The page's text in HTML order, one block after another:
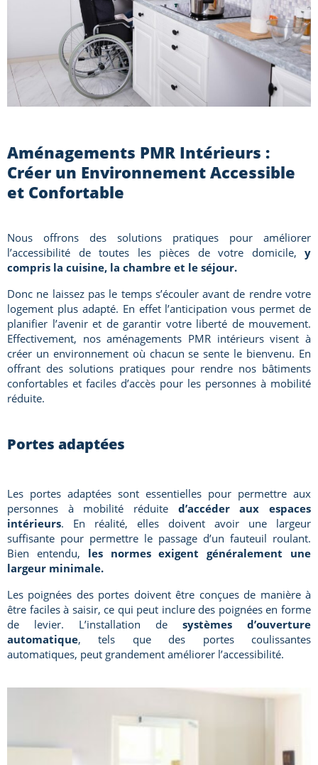
Aménagements PMR Intérieurs :
Créer un Environnement Accessible
et Confortable
Nous offrons des solutions pratiques pour améliorer
l’accessibilité de toutes les pièces de votre domicile, y
compris la cuisine, la chambre et le séjour.
Donc ne laissez pas le temps s’écouler avant de rendre votre
logement plus adapté. En effet l’anticipation vous permet de
planifier l’avenir et de garantir votre liberté de mouvement.
Effectivement, nos aménagements PMR intérieurs visent à
créer un environnement où chacun se sente le bienvenu. En
offrant des solutions pratiques pour rendre nos bâtiments
confortables et faciles d’accès pour les personnes à mobilité
réduite.
Portes adaptées
Les portes adaptées sont essentielles pour permettre aux
personnes à mobilité réduite d’accéder aux espaces
intérieurs. En réalité, elles doivent avoir une largeur
suffisante pour permettre le passage d’un fauteuil roulant.
Bien entendu, les normes exigent généralement une
largeur minimale.
Les poignées des portes doivent être conçues de manière à
être faciles à saisir, ce qui peut inclure des poignées en forme
de levier. L’installation de systèmes d’ouverture
automatique, tels que des portes coulissantes
automatiques, peut grandement améliorer l’accessibilité.